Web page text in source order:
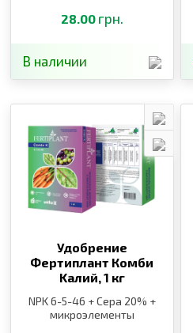
28.00 грн.
В наличии
Удобрение
Фертиплант Комби
Kалий,1 кг
NPK 6-5-46 + Сера 20% +
микроэлементы